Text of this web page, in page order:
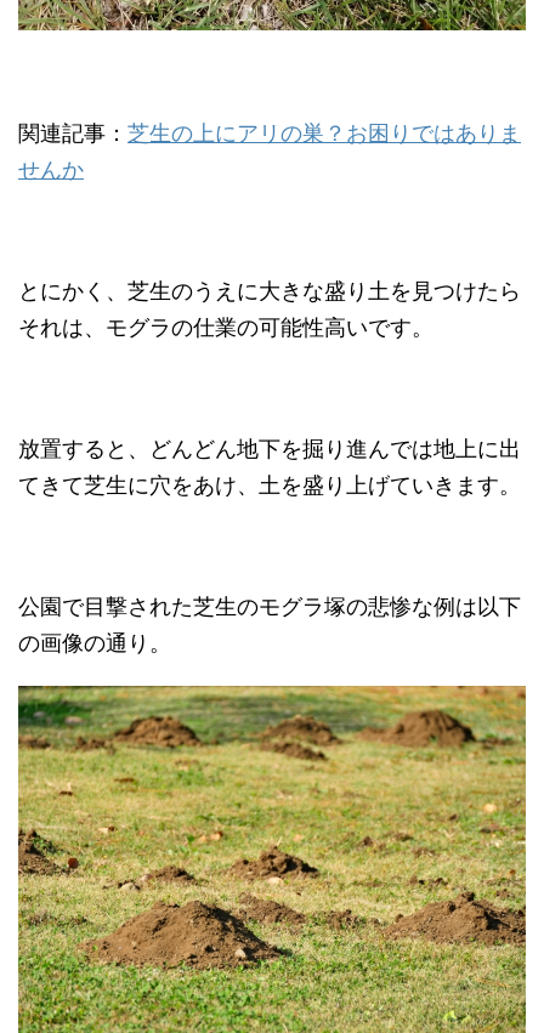
関連記事： 芝生の上にアリの巣？お困りではありま
せんか
とにかく、芝生のうえに大きな盛り土を見つけたら
それは、モグラの仕業の可能性高いです。
放置すると、どんどん地下を掘り進んでは地上に出
てきて芝生に穴をあけ、土を盛り上げていきます。
公園で目撃された芝生のモグラ塚の悲惨な例は以下
の画像の通り。